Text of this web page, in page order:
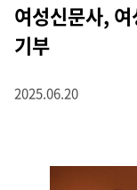
여성신문사,
기부
2025.06.20